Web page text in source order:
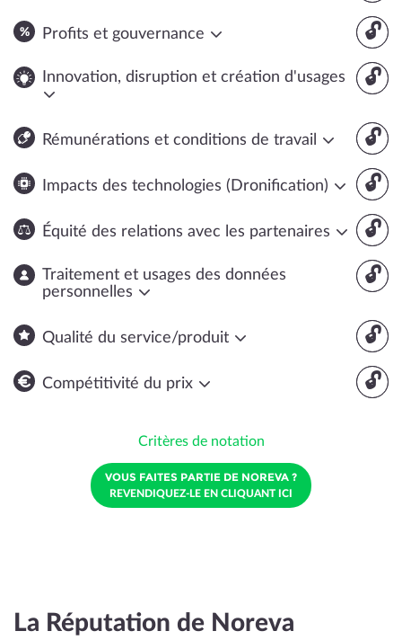
🔓
Profits et gouvernance
🔓
Innovation, disruption et création d'usages
🔓
Rémunérations et conditions de travail
🔓
Impacts des technologies (Dronification)
🔓
Équité des relations avec les partenaires
🔓
Traitement et usages des données
personnelles
🔓
Qualité du service/produit
🔓
Compétitivité du prix
Critères de notation
VOUS FAITES PARTIE DE NOREVA ?
REVENDIQUEZ-LE EN CLIQUANT ICI
La Réputation de Noreva